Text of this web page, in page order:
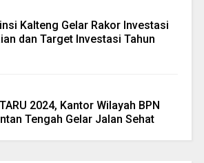
Kalteng Gelar Rakor Investasi
dan Target Investasi Tahun
2024, Kantor Wilayah BPN
Tengah Gelar Jalan Sehat